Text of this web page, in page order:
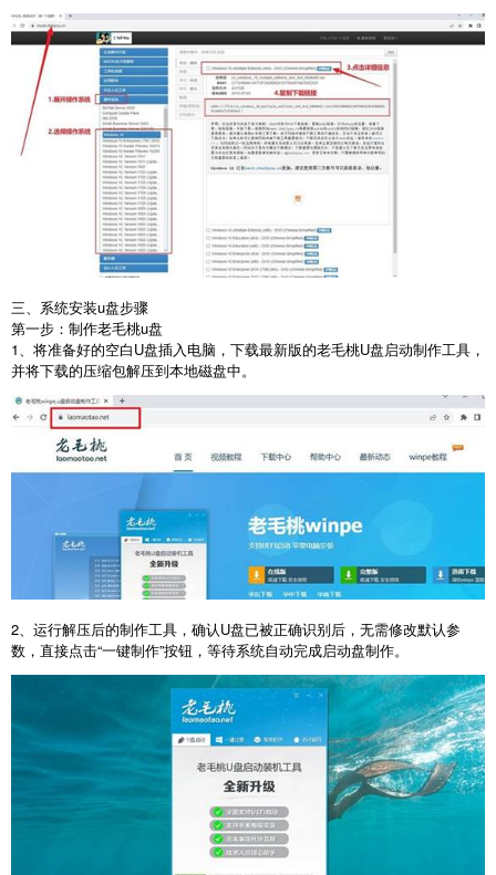
三、系统安装u盘步骤
第一步：制作老毛桃u盘
1、将准备好的空白U盘插入电脑，下载最新版的老毛桃U盘启动制作工具，
并将下载的压缩包解压到本地磁盘中。
2、运行解压后的制作工具，确认U盘已被正确识别后，无需修改默认参
数，直接点击“一键制作”按钮，等待系统自动完成启动盘制作。